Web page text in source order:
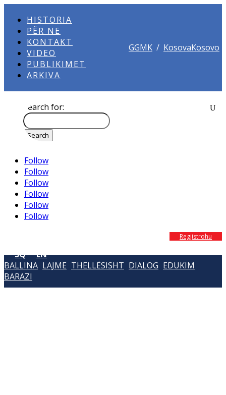
HISTORIA
PËR NE
KONTAKT
VIDEO
PUBLIKIMET
ARKIVA
GGMK / KosovaKosovo
Search for:
Follow
Follow
Follow
Follow
Follow
Follow
SQ EN
Regjistrohu
BALLINA LAJME THELLËSISHT DIALOG EDUKIM
BARAZI